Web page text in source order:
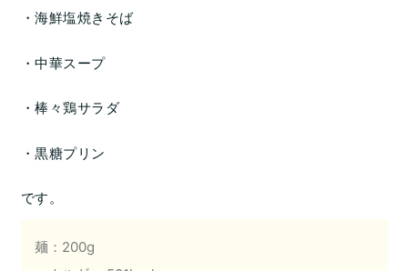
・海鮮塩焼きそば
・中華スープ
・棒々鶏サラダ
・黒糖プリン
です。
麺：200g